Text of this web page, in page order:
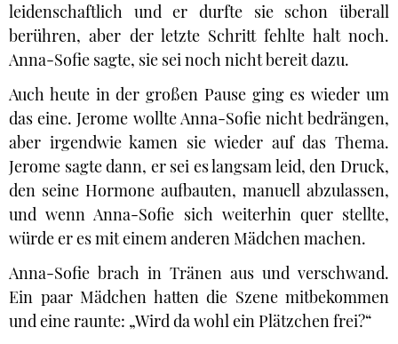
leidenschaftlich und er durfte sie schon überall
berühren, aber der letzte Schritt fehlte halt noch.
Anna-Sofie sagte, sie sei noch nicht bereit dazu.
Auch heute in der großen Pause ging es wieder um
das eine. Jerome wollte Anna-Sofie nicht bedrängen,
aber irgendwie kamen sie wieder auf das Thema.
Jerome sagte dann, er sei es langsam leid, den Druck,
den seine Hormone aufbauten, manuell abzulassen,
und wenn Anna-Sofie sich weiterhin quer stellte,
würde er es mit einem anderen Mädchen machen.
Anna-Sofie brach in Tränen aus und verschwand.
Ein paar Mädchen hatten die Szene mitbekommen
und eine raunte: „Wird da wohl ein Plätzchen frei?“